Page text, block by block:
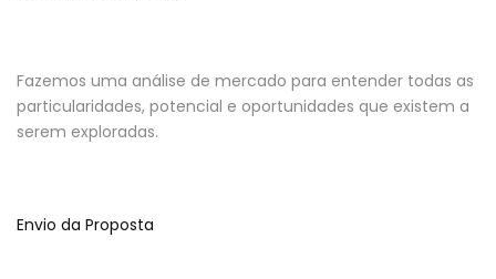
Fazemos uma análise de mercado para entender todas as
particularidades, potencial e oportunidades que existem a
serem exploradas.
Envio da Proposta